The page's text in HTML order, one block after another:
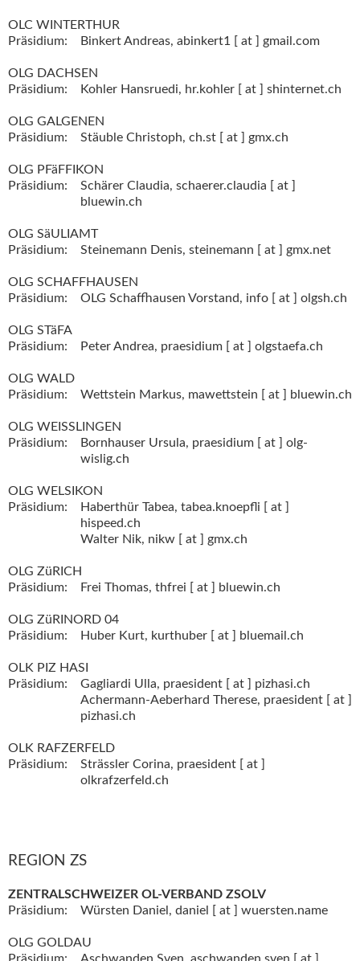
OLC WINTERTHUR
Präsidium:
Binkert Andreas, abinkert1 [ at ] gmail.com
OLG DACHSEN
Präsidium:
Kohler Hansruedi, hr.kohler [ at ] shinternet.ch
OLG GALGENEN
Präsidium:
Stäuble Christoph, ch.st [ at ] gmx.ch
OLG PFäFFIKON
Präsidium:
Schärer Claudia, schaerer.claudia [ at ]
bluewin.ch
OLG SäULIAMT
Präsidium:
Steinemann Denis, steinemann [ at ] gmx.net
OLG SCHAFFHAUSEN
Präsidium:
OLG Schaffhausen Vorstand, info [ at ] olgsh.ch
OLG STäFA
Präsidium:
Peter Andrea, praesidium [ at ] olgstaefa.ch
OLG WALD
Präsidium:
Wettstein Markus, mawettstein [ at ] bluewin.ch
OLG WEISSLINGEN
Präsidium:
Bornhauser Ursula, praesidium [ at ] olg-
wislig.ch
OLG WELSIKON
Präsidium:
Haberthür Tabea, tabea.knoepfli [ at ]
hispeed.ch
Walter Nik, nikw [ at ] gmx.ch
OLG ZüRICH
Präsidium:
Frei Thomas, thfrei [ at ] bluewin.ch
OLG ZüRINORD 04
Präsidium:
Huber Kurt, kurthuber [ at ] bluemail.ch
OLK PIZ HASI
Präsidium:
Gagliardi Ulla, praesident [ at ] pizhasi.ch
Achermann-Aeberhard Therese, praesident [ at ]
pizhasi.ch
OLK RAFZERFELD
Präsidium:
Strässler Corina, praesident [ at ]
olkrafzerfeld.ch
REGION ZS
ZENTRALSCHWEIZER OL-VERBAND ZSOLV
Präsidium:
Würsten Daniel, daniel [ at ] wuersten.name
OLG GOLDAU
Präsidium:
Aschwanden Sven, aschwanden.sven [ at ]